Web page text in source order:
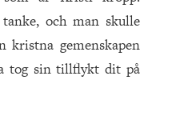
och man skulle
kristna gemenskapen
tog sin tillflykt dit på